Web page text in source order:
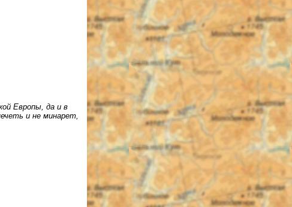
Европы, да и в
и не минарет,